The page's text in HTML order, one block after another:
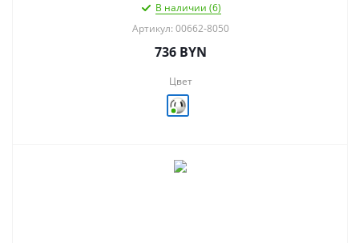
В наличии (6)
Артикул: 00662-8050
736BYN
Цвет